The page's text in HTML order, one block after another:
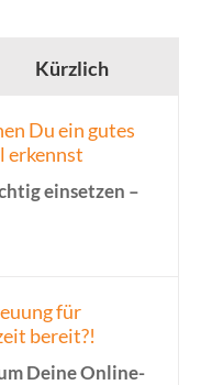
Kürzlich
Du ein gutes
erkennst
einsetzen –
für
bereit?!
Deine Online-